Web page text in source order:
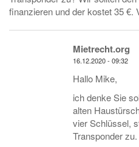
finanzieren und der kostet 35 €.
Mietrecht.org
16.12.2020 - 09:32
Hallo Mike,
ich denke Sie
alten
vier Schlüssel,
Transponder zu.